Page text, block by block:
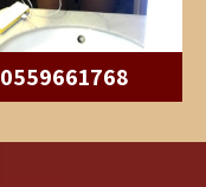
0559661768